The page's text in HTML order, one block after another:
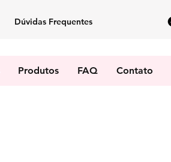
Dúvidas Frequentes
Produtos FAQ Contato